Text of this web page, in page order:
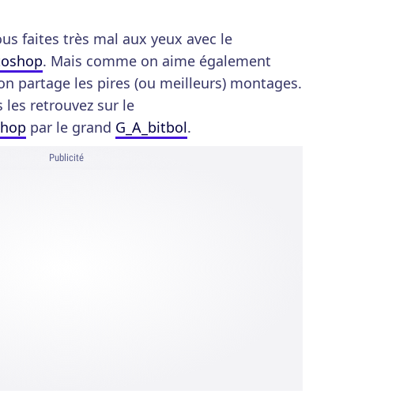
faites très mal aux yeux avec le
. Mais comme on aime également
partage les pires (ou meilleurs) montages.
les retrouvez sur le
par le grand G_A_bitbol.
Publicité